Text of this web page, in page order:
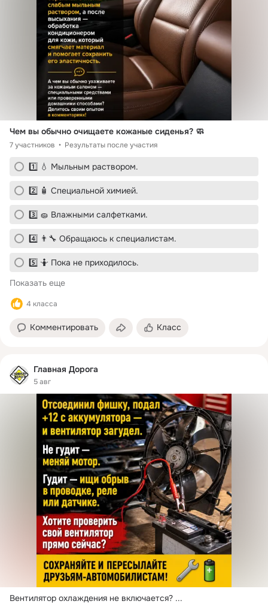
Чем вы обычно очищаете кожаные сиденья? 🧼
7 участников Результаты после участия
1️⃣ 💧 Мыльным раствором.
2️⃣ 🧴 Специальной химией.
3️⃣ 🧽 Влажными салфетками.
4️⃣ 👨‍🔧 Обращаюсь к специалистам.
5️⃣ 🤷 Пока не приходилось.
Показать еще
4 класса
Комментировать Класс
Главная Дорога
5 авг
Вентилятор охлаждения не включается? ...